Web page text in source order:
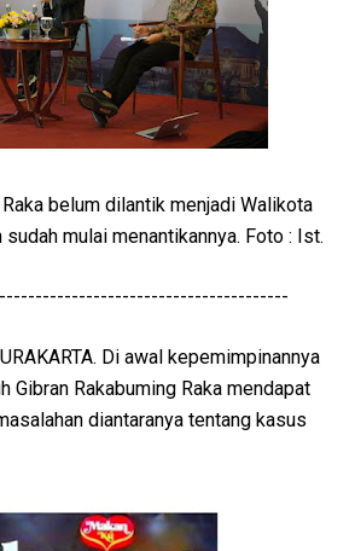
belum dilantik menjadi Walikota
mulai menantikannya. Foto : Ist.
Di awal kepemimpinannya
Gibran Rakabuming Raka mendapat
diantaranya tentang kasus